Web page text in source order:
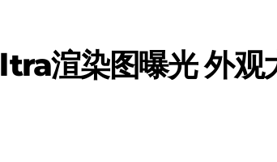
渲染图曝光 外观